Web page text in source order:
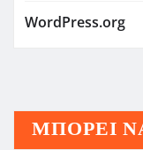
WordPress.org
ΜΠΟΡΕΙ